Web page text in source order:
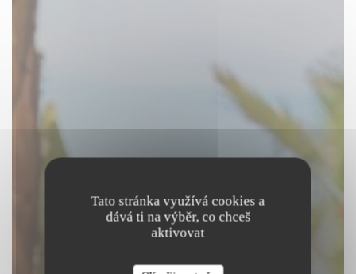
Tato stránka využívá cookies a
dává ti na výběr, co chceš
aktivovat